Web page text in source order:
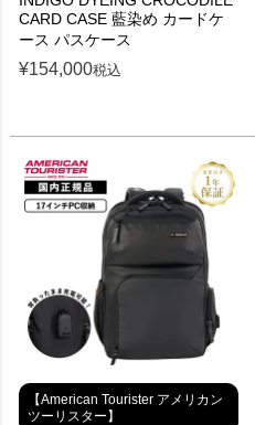
CARD CASE 藍染め カードケ
ース パスケース
¥154,000税込
【American Tourister アメリカン
ツーリスター】